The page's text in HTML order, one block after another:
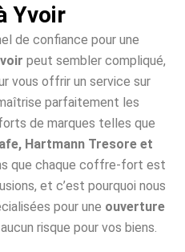
Yvoir
de confiance pour une
peut sembler compliqué,
vous offrir un service sur
parfaitement les
de marques telles que
Hartmann Tresore et
que chaque coffre-fort est
et c’est pourquoi nous
pour une ouverture
risque pour vos biens.